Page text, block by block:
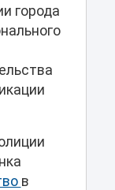
города
в